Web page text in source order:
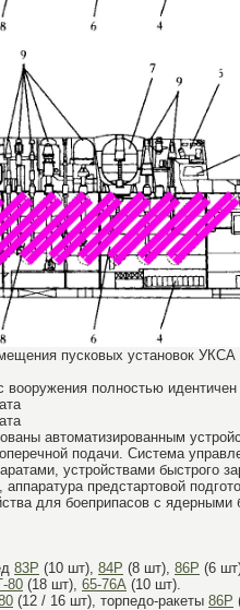
пусковых установок
вооружения полностью
автоматизированным
подачи. Система
устройствами быстрого
аппаратура предстартовой
для боеприпасов с
83Р (10 шт), 84Р (8 шт), 86Р (6
80 (18 шт), 65-76А (10 шт).
(12 / 16 шт), торпедо-ракеты 86Р